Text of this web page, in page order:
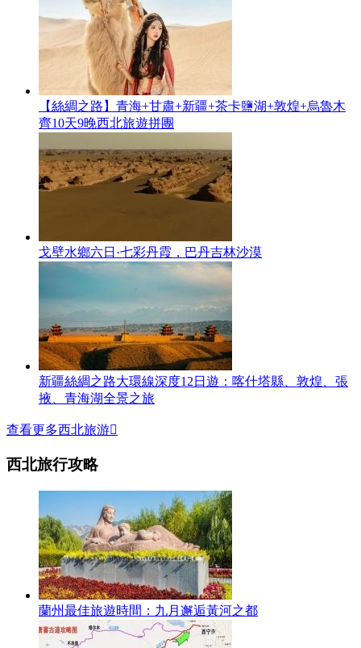
【絲綢之路】青海+甘肅+新疆+茶卡鹽湖+敦煌+烏魯木
齊10天9晚西北旅遊拼團
戈壁水鄉六日·七彩丹霞，巴丹吉林沙漠
新疆絲綢之路大環線深度12日遊：喀什塔縣、敦煌、張
掖、青海湖全景之旅
查看更多西北旅游
西北旅行攻略
蘭州最佳旅遊時間：九月邂逅黃河之都